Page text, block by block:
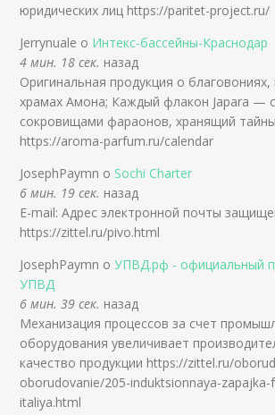
юридических лиц https://paritet-project.ru/
Jerrynuale о Интекс-бассейны-Краснодар
4 мин. 18 сек. назад
Оригинальная продукция о
храмах Амона; Каждый флакон Japara —
сокровищами фараонов, хранящий
https://aroma-parfum.ru/calendar
JosephPaymn о Sochi Charter
6 мин. 19 сек. назад
E-mail: Адрес электронной почты
https://zittel.ru/pivo.html
JosephPaymn оУПВД.рф - официальный
УПВД
6 мин. 39 сек. назад
Механизация процессов за счет
оборудования увеличивает
качество продукции https://zittel.ru/
oborudovanie/205-induktsionnaya-
italiya.html